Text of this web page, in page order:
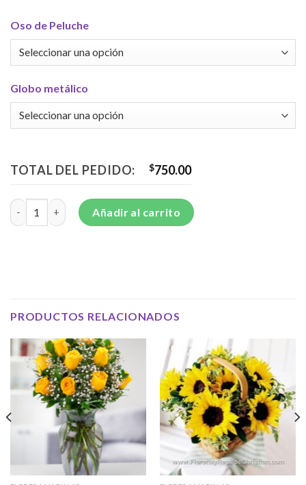
Oso de Peluche
Globo metálico
TOTAL DEL PEDIDO: $750.00
Bouquet de 12 rosas amarillas cantidad
Añadir al carrito
PRODUCTOS RELACIONADOS